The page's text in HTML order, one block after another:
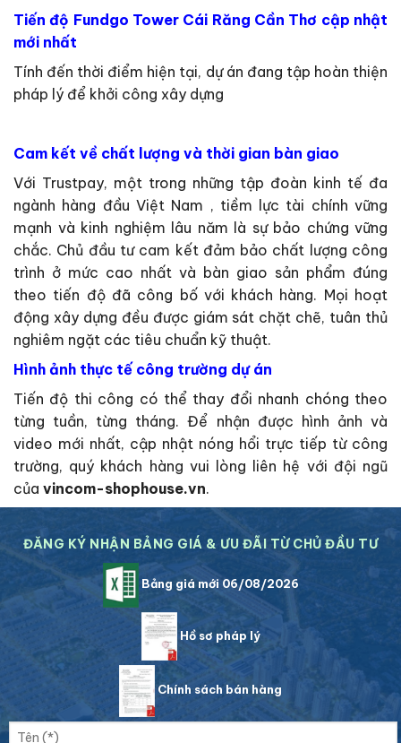
Tiến độ Fundgo Tower Cái Răng Cần Thơ cập nhật
mới nhất
Tính đến thời điểm hiện tại, dự án đang tập hoàn thiện
pháp lý để khởi công xây dựng
Cam kết về chất lượng và thời gian bàn giao
Với Trustpay, một trong những tập đoàn kinh tế đa
ngành hàng đầu Việt Nam , tiềm lực tài chính vững
mạnh và kinh nghiệm lâu năm là sự bảo chứng vững
chắc. Chủ đầu tư cam kết đảm bảo chất lượng công
trình ở mức cao nhất và bàn giao sản phẩm đúng
theo tiến độ đã công bố với khách hàng. Mọi hoạt
động xây dựng đều được giám sát chặt chẽ, tuân thủ
nghiêm ngặt các tiêu chuẩn kỹ thuật.
Hình ảnh thực tế công trường dự án
Tiến độ thi công có thể thay đổi nhanh chóng theo
từng tuần, từng tháng. Để nhận được hình ảnh và
video mới nhất, cập nhật nóng hổi trực tiếp từ công
trường, quý khách hàng vui lòng liên hệ với đội ngũ
của vincom-shophouse.vn.
ĐĂNG KÝ NHẬN BẢNG GIÁ & ƯU ĐÃI TỪ CHỦ ĐẦU TƯ
Bảng giá mới 06/08/2026
Hồ sơ pháp lý
Chính sách bán hàng